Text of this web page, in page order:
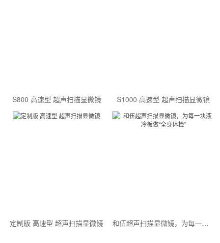
S800 高速型 超声扫描显微镜 S1000 高速型 超声扫描显微镜
定制版 高速型 超声扫描显微镜 和伍超声扫描显微镜，为每一块液冷板做“全身体检”